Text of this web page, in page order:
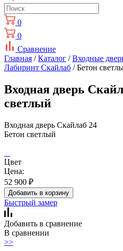
0
0
Сравнение
Главная /Каталог /Входные
Лабиринт Скайлаб / Бетон
Входная дверь
светлый
Входная дверь Скайлаб 24
Бетон светлый
Цвет
Цена:
52 900 ₽
Добавить в корзину
Быстрый замер
Добавить в сравнение
В сравнении
>>